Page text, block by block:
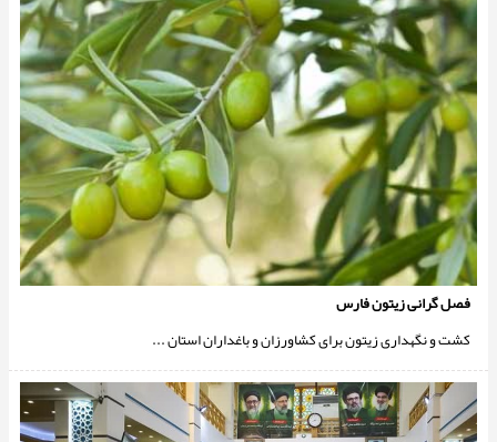
فصل گرانی زيتون فارس
كشت و نگهدارى زيتون براى كشاورزان و باغداران استان ...